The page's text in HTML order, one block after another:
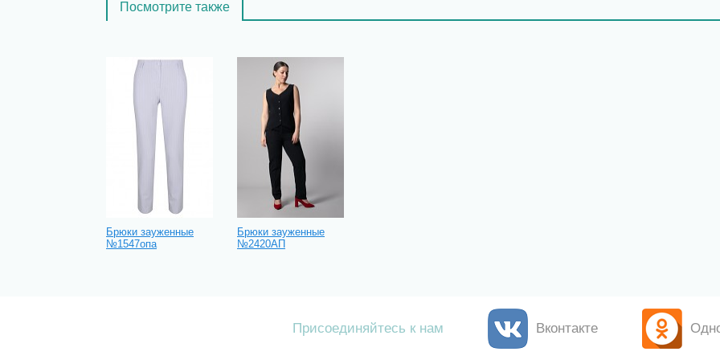
Посмотрите также
Брюки зауженные
№1547опа
Брюки зауженные
№2420АП
Присоединяйтесь к нам Вконтакте